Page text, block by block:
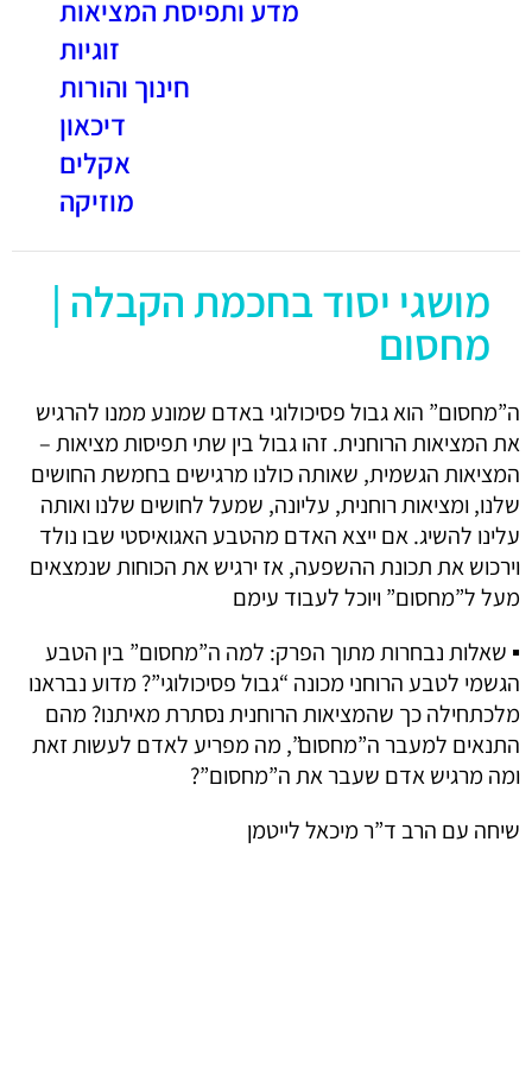
מדע ותפיסת המציאות
זוגיות
חינוך והורות
דיכאון
אקלים
מוזיקה
מושגי יסוד בחכמת הקבלה |
מחסום
ה”מחסום” הוא גבול פסיכולוגי באדם שמונע ממנו להרגיש
את המציאות הרוחנית. זהו גבול בין שתי תפיסות מציאות –
המציאות הגשמית, שאותה כולנו מרגישים בחמשת החושים
שלנו, ומציאות רוחנית, עליונה, שמעל לחושים שלנו ואותה
עלינו להשיג. אם ייצא האדם מהטבע האגואיסטי שבו נולד
וירכוש את תכונת ההשפעה, אז ירגיש את הכוחות שנמצאים
מעל ל”מחסום” ויוכל לעבוד עימם
▪ שאלות נבחרות מתוך הפרק: למה ה”מחסום” בין הטבע
הגשמי לטבע הרוחני מכונה “גבול פסיכולוגי”? מדוע נבראנו
מלכתחילה כך שהמציאות הרוחנית נסתרת מאיתנו? מהם
התנאים למעבר ה”מחסום”, מה מפריע לאדם לעשות זאת
ומה מרגיש אדם שעבר את ה”מחסום”?
שיחה עם הרב ד”ר מיכאל לייטמן